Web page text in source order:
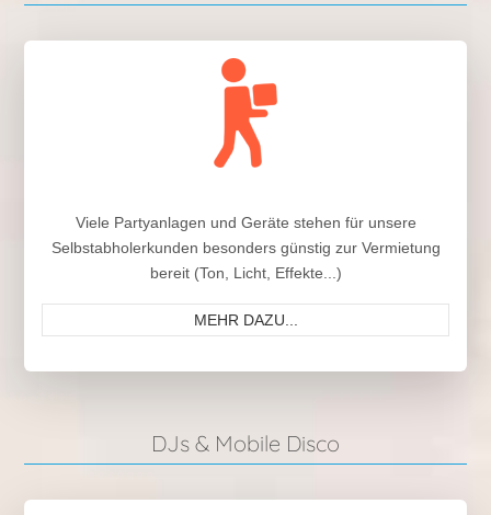
Viele Partyanlagen und Geräte stehen für unsere
Selbstabholerkunden besonders günstig zur Vermietung
bereit (Ton, Licht, Effekte...)
MEHR DAZU...
DJs & Mobile Disco